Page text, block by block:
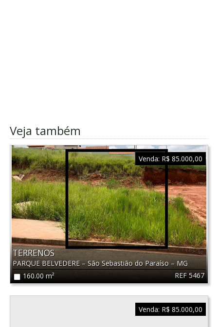
Veja também
REF 5467
TERRENOS
PARQUE BELVEDERE–São Sebastião do Paraíso–MG
160.00 m²
Venda: R$ 85.000,00
Venda: R$ 85.000,00